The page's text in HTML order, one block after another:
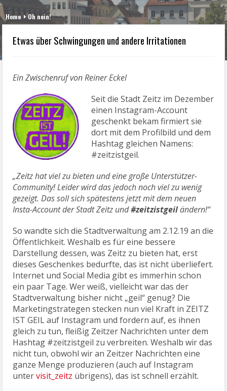
Home Oh nein!
Etwas über Schwingungen und andere Irritationen
Ein Zwischenruf von Reiner Eckel
Seit die Stadt Zeitz im Dezember
einen Instagram-Account
geschenkt bekam firmiert sie
dort mit dem Profilbild und dem
Hashtag gleichen Namens:
#zeitzistgeil.
„Zeitz hat viel zu bieten und eine große Unterstützer-
Community! Leider wird das jedoch noch viel zu wenig
gezeigt. Das soll sich spätestens jetzt mit dem neuen
Insta-Account der Stadt Zeitz und#zeitzistgeiländern!“
So wandte sich die Stadtverwaltung am 2.12.19 an die
Öffentlichkeit. Weshalb es für eine bessere
Darstellung dessen, was Zeitz zu bieten hat, erst
dieses Geschenkes bedurfte, das ist nicht überliefert.
Internet und Social Media gibt es immerhin schon
ein paar Tage. Wer weiß, vielleicht war das der
Stadtverwaltung bisher nicht „geil“ genug? Die
Marketingstrategen stecken nun viel Kraft in ZEITZ
IST GEIL auf Instagram und fordern auf, es ihnen
gleich zu tun, fleißig Zeitzer Nachrichten unter dem
Hashtag #zeitzistgeil zu verbreiten. Weshalb wir das
nicht tun, obwohl wir an Zeitzer Nachrichten eine
ganze Menge produzieren (auch auf Instagram
untervisit_zeitz übrigens), das ist schnell erzählt.